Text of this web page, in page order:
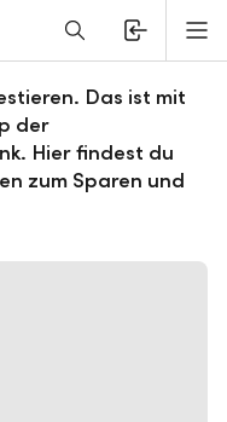
willbe
Das ist mit
der
Hier findest du
zum Sparen und